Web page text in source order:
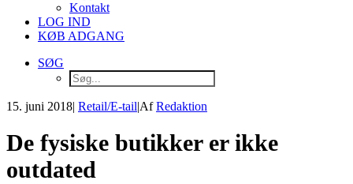
Kontakt
LOG IND
KØB ADGANG
SØG
15. juni 2018| Retail/E-tail|AfRedaktion
De fysiske butikker er ikke
outdated